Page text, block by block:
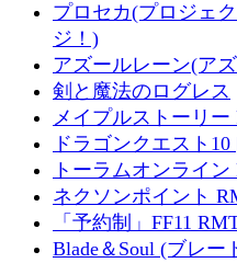
プロセカ(プロジェ
ジ！)
アズールレーン(ア
剣と魔法のログレス
メイプルストーリー
ドラゴンクエスト
トーラムオンライン
ネクソンポイント
「予約制」FF11
Blade＆Soul (ブレー